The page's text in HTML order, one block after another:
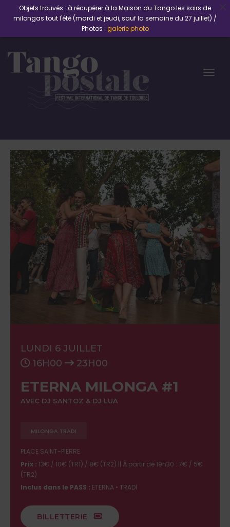
LUNDI 6 JUILLET
16H00
23H00
ETERNA MILONGA #1
AVEC DJ SANTOZ & DJ LUA
MILONGA TRADI
PLACE SAINT-PIERRE
Prix : 13€ / 10€ (TR1) / 8€ (TR2) || À partir de 19h30 : 7€ / 5€
(TR2)
Inclus dans le PASS : ETERNA • TRADI
BILLETTERIE
Objets trouvés : à récupérer à la Maison du Tango les soirs de
milongas tout l'été (mardi et jeudi, sauf la semaine du 27 juillet) /
Photos : galerie photo